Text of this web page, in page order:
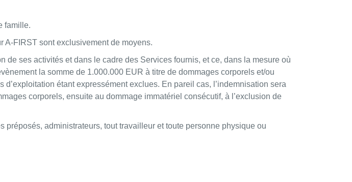
famille.
A-FIRST sont exclusivement de moyens.
de ses activités et dans le cadre des Services fournis, et ce, dans la mesure où
la somme de 1.000.000 EUR à titre de dommages corporels et/ou
étant expressément exclues. En pareil cas, l’indemnisation sera
corporels, ensuite au dommage immatériel consécutif, à l’exclusion de
administrateurs, tout travailleur et toute personne physique ou